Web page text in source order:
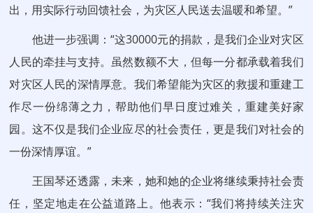
出，用实际行动回馈社会，为灾区人民送去温暖和希望。”
他进一步强调：“这30000元的捐款，是我们企业对灾区
人民的牵挂与支持。虽然数额不大，但每一分都承载着我们
对灾区人民的深情厚意。我们希望能为灾区的救援和重建工
作尽一份绵薄之力，帮助他们早日度过难关，重建美好家
园。这不仅是我们企业应尽的社会责任，更是我们对社会的
一份深情厚谊。”
王国琴还透露，未来，她和她的企业将继续秉持社会责
任，坚定地走在公益道路上。他表示：“我们将持续关注灾